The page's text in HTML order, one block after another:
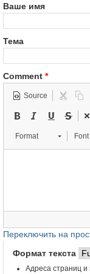
Ваше имя
Тема
Comment *
Source
Format Font
Переключить на
Формат текста
Адреса страниц и